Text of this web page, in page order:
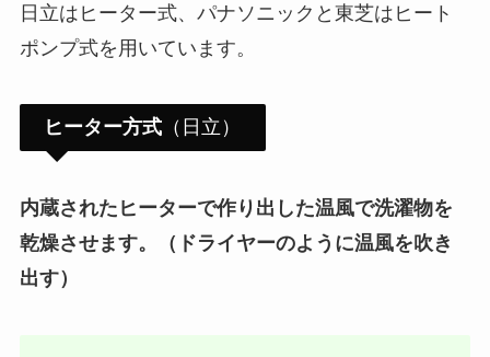
日立はヒーター式、パナソニックと東芝はヒート
ポンプ式を用いています。
ヒーター方式 （日立）
内蔵されたヒーターで作り出した温風で洗濯物を
乾燥させます。（ドライヤーのように温風を吹き
出す）